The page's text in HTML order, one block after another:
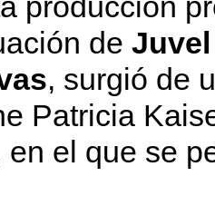
de
, surgió de
Patricia
en el que se